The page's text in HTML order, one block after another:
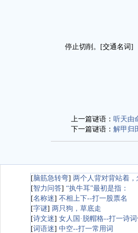
停止切削。[交通名词]
上一篇谜语： 听天由
下一篇谜语： 解甲归
[脑筋急转弯] 两个人背对背站着，
[智力问答] “执牛耳”最初是指：
[名称迷] 不相上下--打一股票名
[字谜] 两只狗，草底走
[诗文迷] 女人国·脱帽格--打一诗词
[词语迷] 中空--打一常用词